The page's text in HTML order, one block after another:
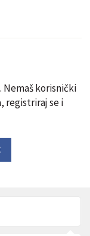
korisnički
registriraj se i